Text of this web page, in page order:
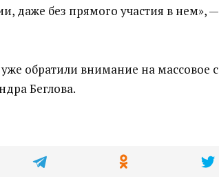
даже без прямого участия в нем»,—
обратили внимание на массовое
Беглова.